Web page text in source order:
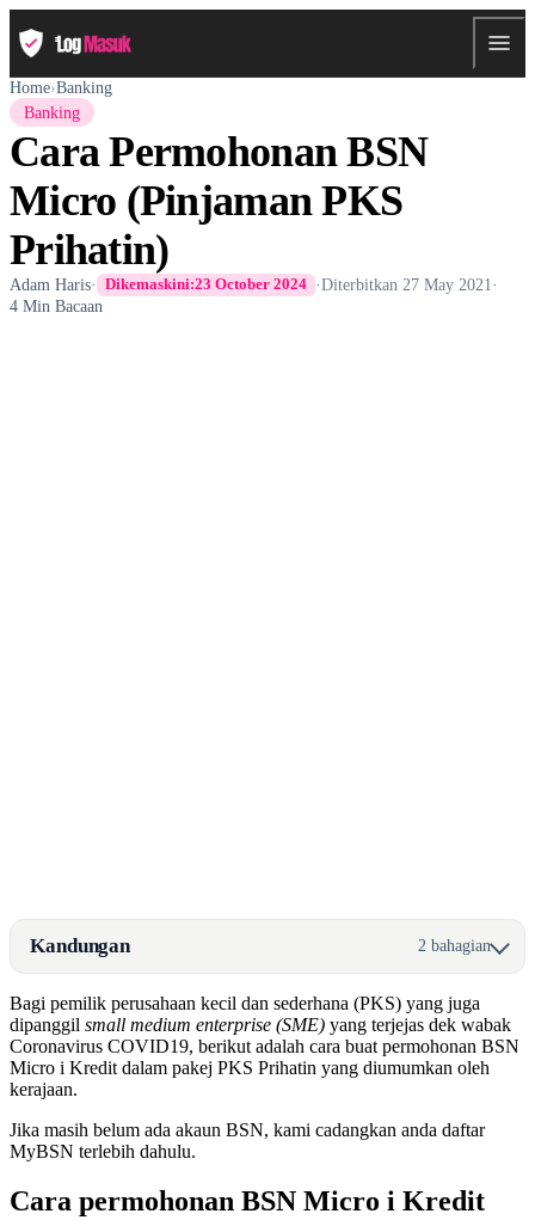
Home›Banking
Banking
Cara Permohonan BSN
Micro (Pinjaman PKS
Prihatin)
Adam Haris· Dikemaskini:23 October 2024 ·Diterbitkan 27 May 2021·
4 Min Bacaan
Kandungan 2 bahagian
Bagi pemilik perusahaan kecil dan sederhana (PKS) yang juga
dipanggil small medium enterprise (SME) yang terjejas dek wabak
Coronavirus COVID19, berikut adalah cara buat permohonan BSN
Micro i Kredit dalam pakej PKS Prihatin yang diumumkan oleh
kerajaan.
Jika masih belum ada akaun BSN, kami cadangkan anda daftar
MyBSN terlebih dahulu.
Cara permohonan BSN Micro i Kredit